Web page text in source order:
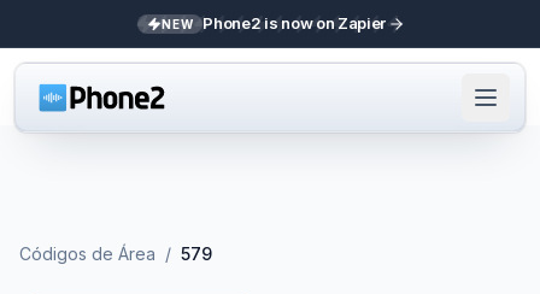
NEW Phone2 is now on Zapier
Códigos de Área / 579